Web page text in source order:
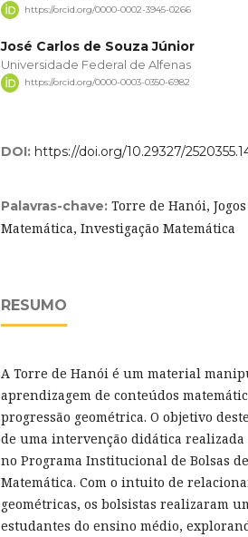
https://orcid.org/0000-0002-3945-0266
José Carlos de Souza Júnior
Universidade Federal de Alfenas
https://orcid.org/0000-0003-0350-6982
DOI: https://doi.org/10.29327/
Palavras-chave: Torre de Hanói,
Matemática, Investigação Matemática
RESUMO
A Torre de Hanói é um material
aprendizagem de conteúdos
progressão geométrica. O objetivo
de uma intervenção didática realizada
no Programa Institucional de Bolsas
Matemática. Com o intuito de
geométricas, os bolsistas realizaram
estudantes do ensino médio,